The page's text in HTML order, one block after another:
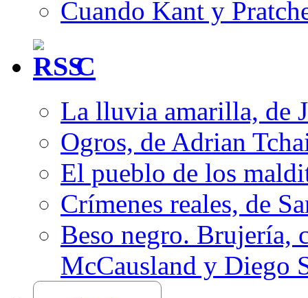
Cuando Kant y
C
La lluvia amarilla, de
Ogros, de Adrian
El pueblo de los
Crímenes reales, de
Beso negro. Brujería,
McCausland y Diego